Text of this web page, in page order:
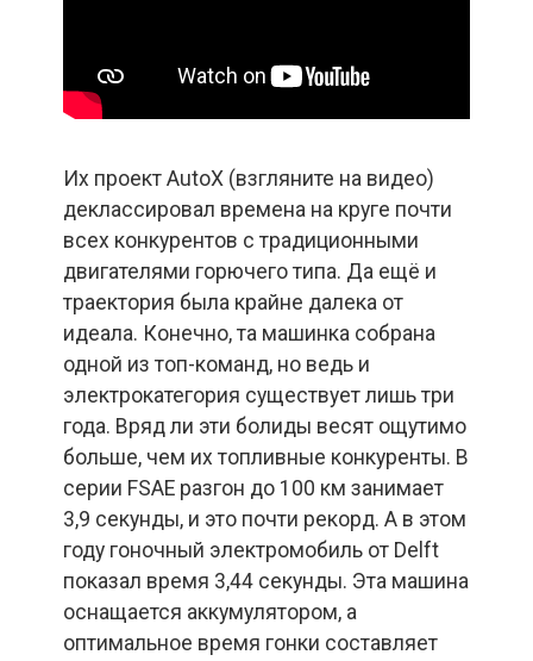
Их проект AutoX (взгляните на видео)
деклассировал времена на круге почти
всех конкурентов с традиционными
двигателями горючего типа. Да ещё и
траектория была крайне далека от
идеала. Конечно, та машинка собрана
одной из топ-команд, но ведь и
электрокатегория существует лишь три
года. Вряд ли эти болиды весят ощутимо
больше, чем их топливные конкуренты. В
серии FSAE разгон до 100 км занимает
3,9 секунды, и это почти рекорд. А в этом
году гоночный электромобиль от Delft
показал время 3,44 секунды. Эта машина
оснащается аккумулятором, а
оптимальное время гонки составляет